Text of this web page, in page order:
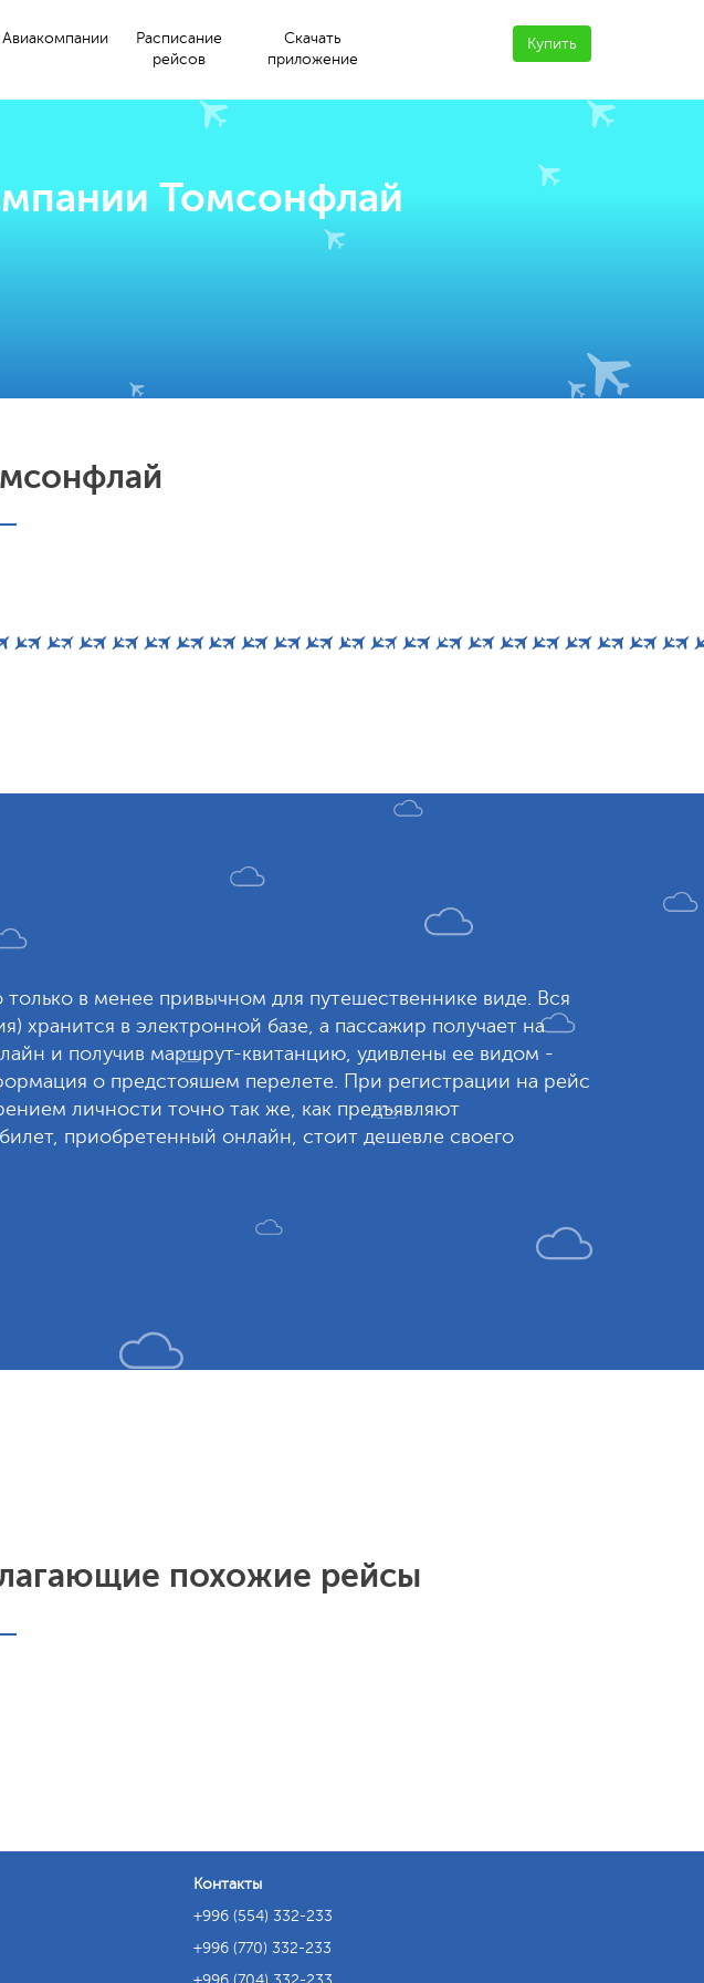
Авиакомпании
Расписание
рейсов
Скачать
приложение
Купить
Томсонфлай
в менее привычном для путешественнике виде. Вся
хранится в электронной базе, а пассажир получает на
и получив маршрут-квитанцию, удивлены ее видом -
о предстояшем перелете. При регистрации на рейс
личности точно так же, как предъявляют
приобретенный онлайн, стоит дешевле своего
похожие рейсы
Контакты
+996 (554) 332-233
+996 (770) 332-233